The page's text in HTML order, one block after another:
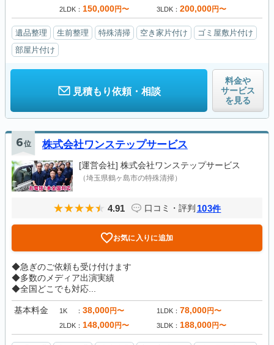
2LDK 150,000円〜 3LDK 200,000円〜
遺品整理 生前整理 特殊清掃 空き家片付け
ゴミ屋敷片付け
部屋片付け
見積もり依頼・相談
料金や
サービス
を見る
6位 株式会社ワンステップサービス
[運営会社] 株式会社ワンステップサービス
（埼玉県鶴ヶ島市の特殊清掃）
4.91 口コミ・評判 103件
お気に入りに追加
◆急ぎのご依頼も受け付けます
◆多数のメディア出演実績
◆全国どこでも対応...
基本料金 1K 38,000円〜 1LDK 78,000円〜
2LDK 148,000円〜 3LDK 188,000円〜